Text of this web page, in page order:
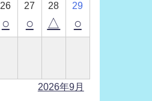
26
○
27
○
28
△
29
○
2026年9月